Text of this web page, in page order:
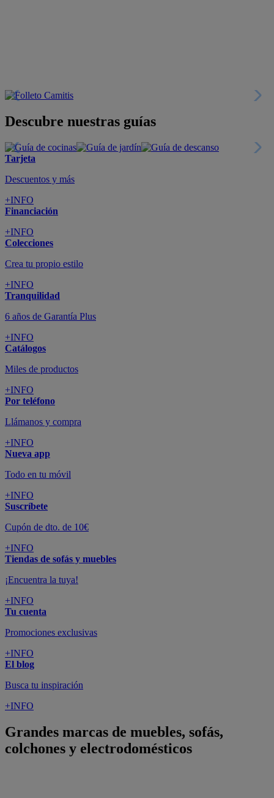
Descubre nuestras guías
Tarjeta
Descuentos y más
+INFO
Financiación
+INFO
Colecciones
Crea tu propio estilo
+INFO
Tranquilidad
6 años de Garantía Plus
+INFO
Catálogos
Miles de productos
+INFO
Por teléfono
Llámanos y compra
+INFO
Nueva app
Todo en tu móvil
+INFO
Suscríbete
Cupón de dto. de 10€
+INFO
Tiendas de sofás y muebles
¡Encuentra la tuya!
+INFO
Tu cuenta
Promociones exclusivas
+INFO
El blog
Busca tu inspiración
+INFO
Grandes marcas de muebles, sofás,
colchones y electrodomésticos